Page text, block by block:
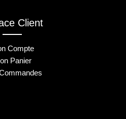
Client
Compte
Panier